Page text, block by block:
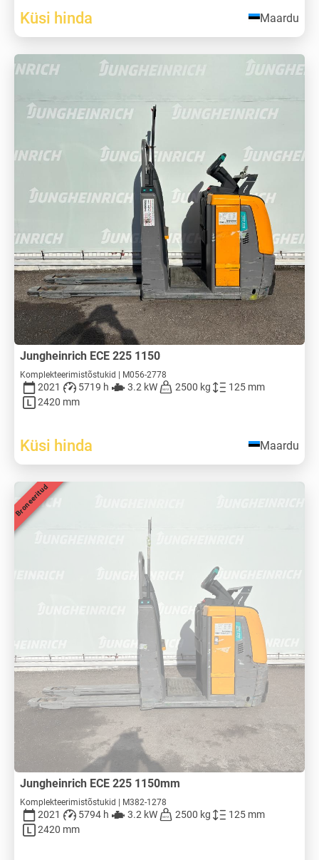
Küsi hinda Maardu
Jungheinrich ECE 225 1150
Komplekteerimistõstukid | M056-2778
2021 5719 h 3.2 kW 2500 kg
125 mm
2420 mm
Küsi hinda Maardu
Broneeritud
Jungheinrich ECE 225 1150mm
Komplekteerimistõstukid | M382-1278
2021 5794 h 3.2 kW 2500 kg
125 mm
2420 mm